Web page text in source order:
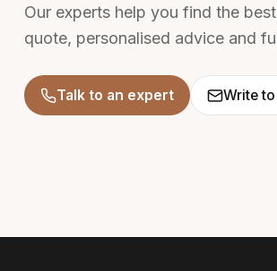
Our experts help you find the
quote, personalised advice and
Talk to an expert Write